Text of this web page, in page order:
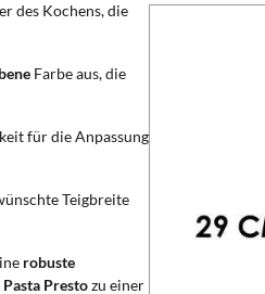
des Kochens, die
Farbe aus, die
für die Anpassung
Teigbreite
robuste
Prestozu einer